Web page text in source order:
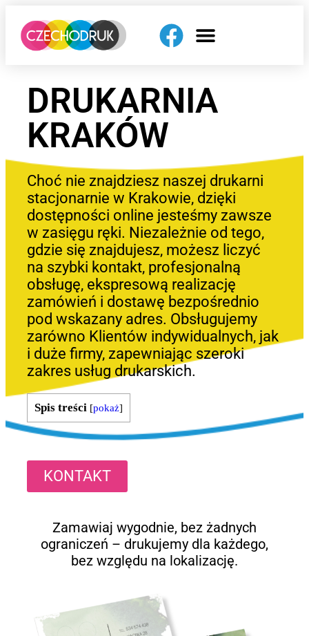
DRUKARNIA
KRAKÓW
Choć nie znajdziesz naszej drukarni
stacjonarnie w Krakowie, dzięki
dostępności online jesteśmy zawsze
w zasięgu ręki. Niezależnie od tego,
gdzie się znajdujesz, możesz liczyć
na szybki kontakt, profesjonalną
obsługę, ekspresową realizację
zamówień i dostawę bezpośrednio
pod wskazany adres. Obsługujemy
zarówno Klientów indywidualnych, jak
i duże firmy, zapewniając szeroki
zakres usług drukarskich.
Spis treści [pokaż]
KONTAKT
Zamawiaj wygodnie, bez żadnych
ograniczeń – drukujemy dla każdego,
bez względu na lokalizację.